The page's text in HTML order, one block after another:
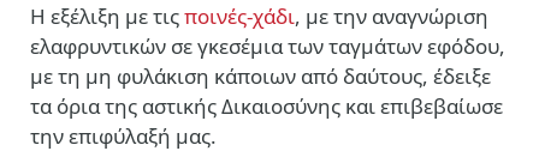
Η εξέλιξη με τιςποινές-χάδι, με την αναγνώριση
ελαφρυντικών σε γκεσέμια των ταγμάτων εφόδου,
με τη μη φυλάκιση κάποιων από δαύτους, έδειξε
τα όρια της αστικής Δικαιοσύνης και επιβεβαίωσε
την επιφύλαξή μας.